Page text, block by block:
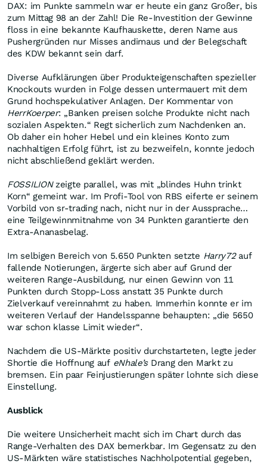
DAX: im Punkte sammeln war er heute ein ganz Großer, bis
zum Mittag 98 an der Zahl! Die Re-Investition der Gewinne
floss in eine bekannte Kaufhauskette, deren Name aus
Pushergründen nur Misses andimaus und der Belegschaft
des KDW bekannt sein darf.
Diverse Aufklärungen über Produkteigenschaften spezieller
Knockouts wurden in Folge dessen untermauert mit dem
Grund hochspekulativer Anlagen. Der Kommentar von
HerrKoerper: „Banken preisen solche Produkte nicht nach
sozialen Aspekten.“ Regt sicherlich zum Nachdenken an.
Ob daher ein hoher Hebel und ein kleines Konto zum
nachhaltigen Erfolg führt, ist zu bezweifeln, konnte jedoch
nicht abschließend geklärt werden.
FOSSILIONzeigte parallel, was mit „blindes Huhn trinkt
Korn“ gemeint war. Im Profi-Tool von RBS eiferte er seinem
Vorbild von sr-trading nach, nicht nur in der Aussprache…
eine Teilgewinnmitnahme von 34 Punkten garantierte den
Extra-Ananasbelag.
Im selbigen Bereich von 5.650 Punkten setzte Harry72auf
fallende Notierungen, ärgerte sich aber auf Grund der
weiteren Range-Ausbildung, nur einen Gewinn von 11
Punkten durch Stopp-Loss anstatt 35 Punkte durch
Zielverkauf vereinnahmt zu haben. Immerhin konnte er im
weiteren Verlauf der Handelsspanne behaupten: „die 5650
war schon klasse Limit wieder“.
Nachdem die US-Märkte positiv durchstarteten, legte jeder
Shortie die Hoffnung auf eNhale’sDrang den Markt zu
bremsen. Ein paar Feinjustierungen später lohnte sich diese
Einstellung.
Ausblick
Die weitere Unsicherheit macht sich im Chart durch das
Range-Verhalten des DAX bemerkbar. Im Gegensatz zu den
US-Märkten wäre statistisches Nachholpotential gegeben,